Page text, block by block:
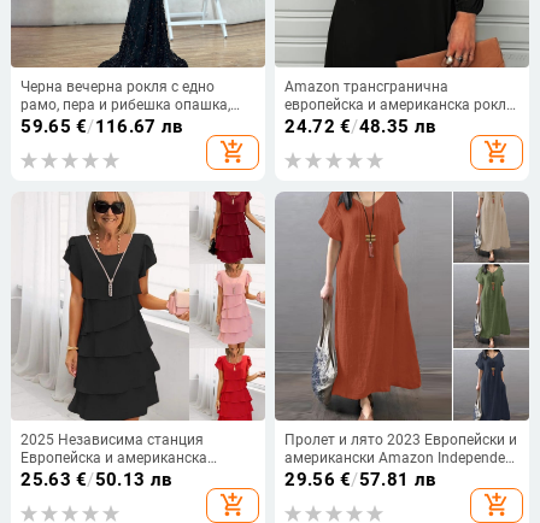
Черна вечерна рокля с едно
рамо, пера и рибешка опашка,
обшита с мъниста, елегантна
59.65 €/116.67 лв
add_shopping_cart
Amazon трансгранична
европейска и американска рокля
с голям размер, едноцветна, с
елегантна куха рокля с дълъг
24.72 €/48.35 лв
add_shopping_cart
2025 Независима станция
Европейска и американска
трансгранична нова лятна рокля
с къс ръкав и кръгло деколте,
плътен цвят, жени
25.63 €/50.13 лв
add_shopping_cart
Пролет и лято 2023 Европейски и
американски Amazon Independent
Station ebay Памучна и ленена
широка ежедневна едноцветна
рокля с джобове Дамско облекло
29.56 €/57.81 лв
add_shopping_cart